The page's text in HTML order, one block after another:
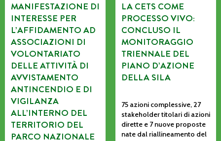
MANIFESTAZIONE DI
INTERESSE PER
L’AFFIDAMENTO AD
ASSOCIAZIONI DI
VOLONTARIATO
DELLE ATTIVITÀ DI
AVVISTAMENTO
ANTINCENDIO E DI
VIGILANZA
ALL’INTERNO DEL
TERRITORIO DEL
PARCO NAZIONALE
LA CETS COME
PROCESSO VIVO:
CONCLUSO IL
MONITORAGGIO
TRIENNALE DEL
PIANO D’AZIONE
DELLA SILA
75 azioni complessive, 27
stakeholder titolari di azioni
dirette e 7 nuove proposte
nate dal riallineamento del